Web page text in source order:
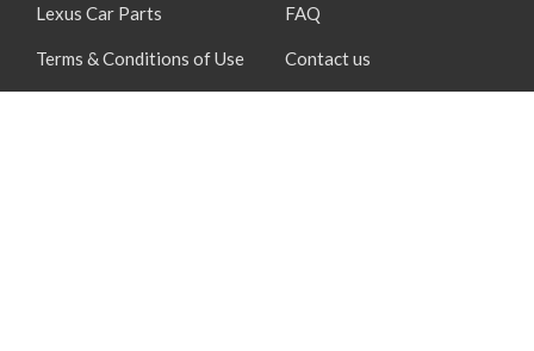
Lexus Car Parts
Terms & Conditions of Use
FAQ
Contact us